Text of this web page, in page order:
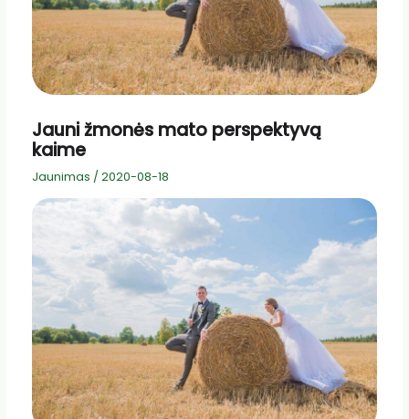
Jauni žmonės mato perspektyvą
kaime
Jaunimas / 2020-08-18